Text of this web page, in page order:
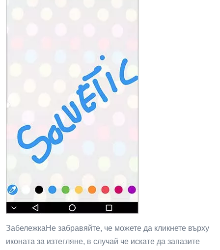
ЗабележкаНе забравяйте, че можете да кликнете върху
иконата за изтегляне, в случай че искате да запазите